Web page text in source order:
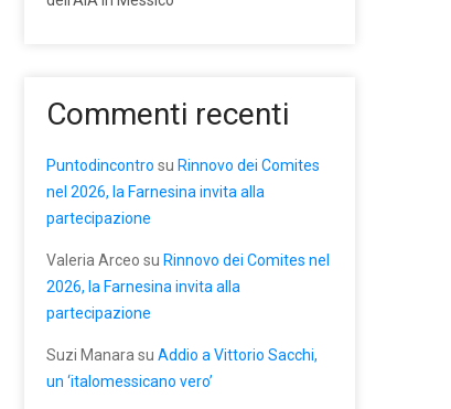
Commenti recenti
Puntodincontro su Rinnovo dei Comites
nel 2026, la Farnesina invita alla
partecipazione
Valeria Arceo su Rinnovo dei Comites nel
2026, la Farnesina invita alla
partecipazione
Suzi Manara su Addio a Vittorio Sacchi,
un ‘italomessicano vero’